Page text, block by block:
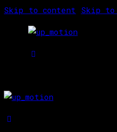
Skip to content Skip